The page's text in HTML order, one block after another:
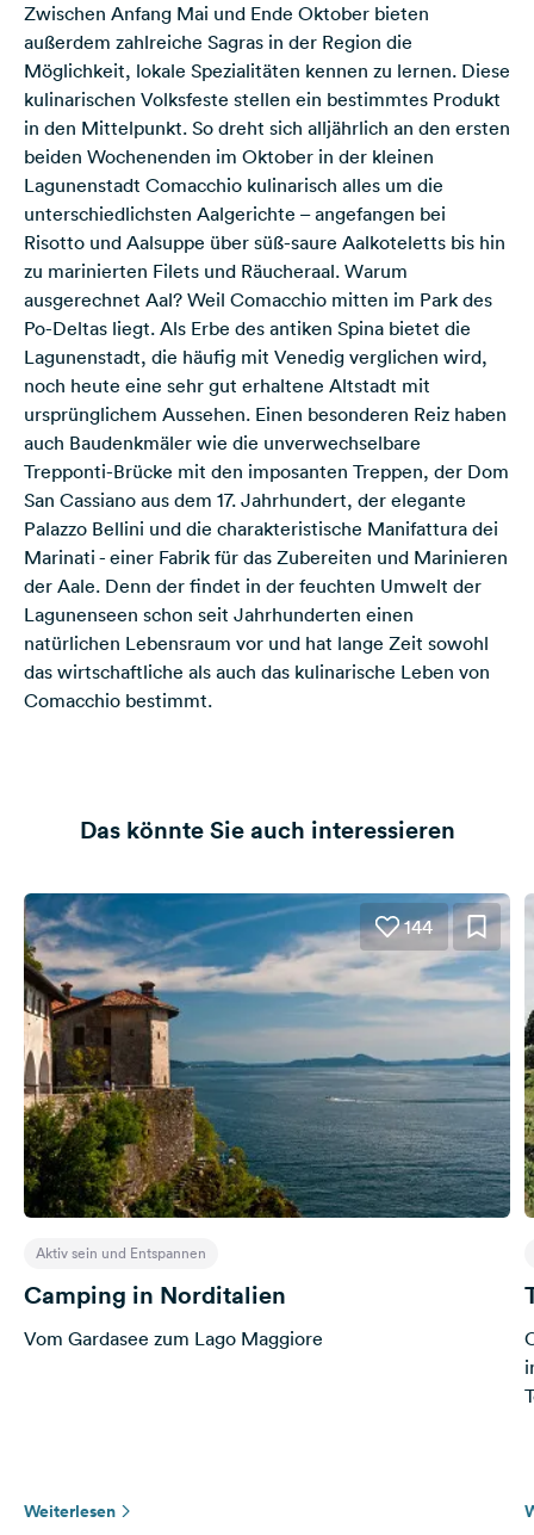
Zwischen Anfang Mai und Ende Oktober bieten
außerdem zahlreiche Sagras in der Region die
Möglichkeit, lokale Spezialitäten kennen zu lernen. Diese
kulinarischen Volksfeste stellen ein bestimmtes Produkt
in den Mittelpunkt. So dreht sich alljährlich an den ersten
beiden Wochenenden im Oktober in der kleinen
Lagunenstadt Comacchio kulinarisch alles um die
unterschiedlichsten Aalgerichte – angefangen bei
Risotto und Aalsuppe über süß-saure Aalkoteletts bis hin
zu marinierten Filets und Räucheraal. Warum
ausgerechnet Aal? Weil Comacchio mitten im Park des
Po-Deltas liegt. Als Erbe des antiken Spina bietet die
Lagunenstadt, die häufig mit Venedig verglichen wird,
noch heute eine sehr gut erhaltene Altstadt mit
ursprünglichem Aussehen. Einen besonderen Reiz haben
auch Baudenkmäler wie die unverwechselbare
Trepponti-Brücke mit den imposanten Treppen, der Dom
San Cassiano aus dem 17. Jahrhundert, der elegante
Palazzo Bellini und die charakteristische Manifattura dei
Marinati - einer Fabrik für das Zubereiten und Marinieren
der Aale. Denn der findet in der feuchten Umwelt der
Lagunenseen schon seit Jahrhunderten einen
natürlichen Lebensraum vor und hat lange Zeit sowohl
das wirtschaftliche als auch das kulinarische Leben von
Comacchio bestimmt.
Das könnte Sie auch interessieren
144
Aktiv sein und Entspannen
Camping in Norditalien
Vom Gardasee zum Lago Maggiore
Weiterlesen